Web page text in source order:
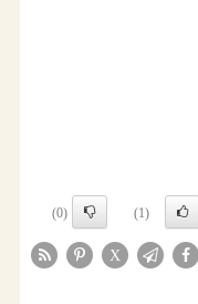
(1)
(0)
X